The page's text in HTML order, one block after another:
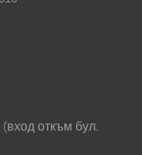
откъм бул.